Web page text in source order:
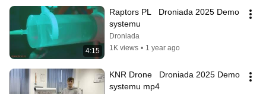
4:15
Raptors PL   Droniada 2025 Demo
systemu
Droniada
1K views • 1 year ago
KNR Drone   Droniada 2025 Demo
systemu mp4